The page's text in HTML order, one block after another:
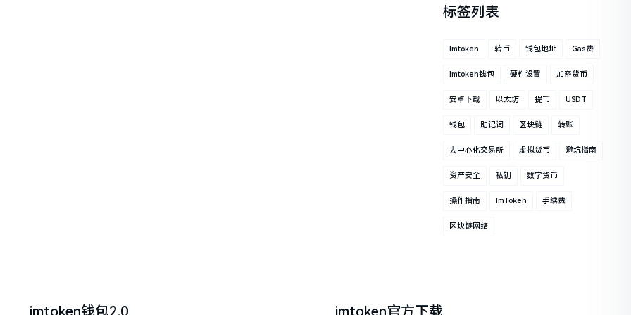
标签列表
Imtoken 转币 钱包地址 Gas费
Imtoken钱包 硬件设置 加密货币
安卓下载 以太坊 提币 USDT
钱包 助记词 区块链 转账
去中心化交易所 虚拟货币 避坑指南
资产安全 私钥 数字货币
操作指南 ImToken 手续费
区块链网络